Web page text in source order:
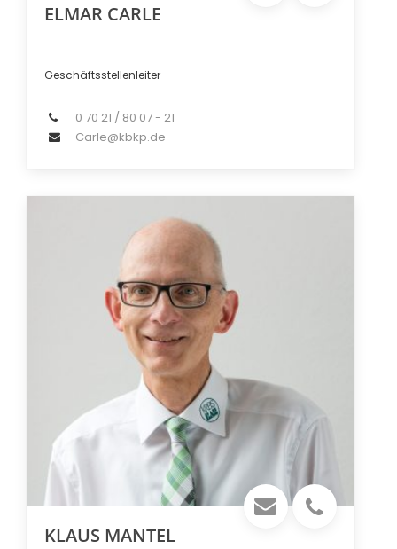
ELMAR CARLE
Geschäftsstellenleiter
0 70 21 / 80 07 - 21
Carle@kbkp.de
KLAUS MANTEL